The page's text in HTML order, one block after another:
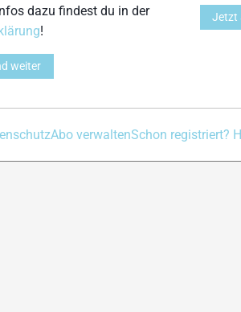
dazu findest du in der
!
weiter
Jetzt
Abo verwaltenSchon registriert?